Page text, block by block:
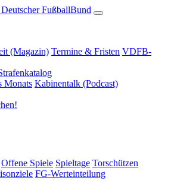
(Magazin) Termine & Fristen VDFB-
Monats Kabinentalk (Podcast)
Offene Spiele Spieltage Torschützen
FG-Werteinteilung